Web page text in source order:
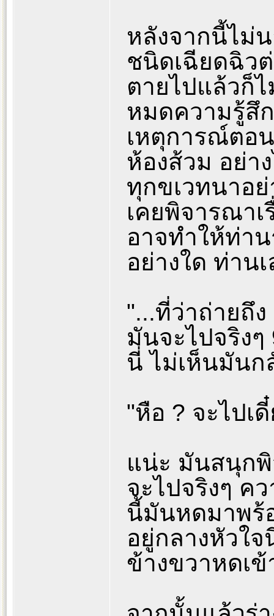
หลังจากนี้ไม่
ชนิดเฉียดฉิว
ตายไปแล้วก็
หมดความรู้สึ
เหตุการณ์ตอ
ห้องส้วม อย่า
ทุกขเวทนาอ
เคยพิจารณา
อาจทำให้ท่า
อย่างใด ท่าน
"...ที่ว่าถ่ายถึ
มันจะไปจริงๆ
นี่ ไม่เห็นมันก
"หือ ? จะไปเ
แน่ะ มันสนุก
จะไปจริงๆ ค
นี้มันหดมาพร้
อยู่กลางหัวใ
ข้างขวาหดเ